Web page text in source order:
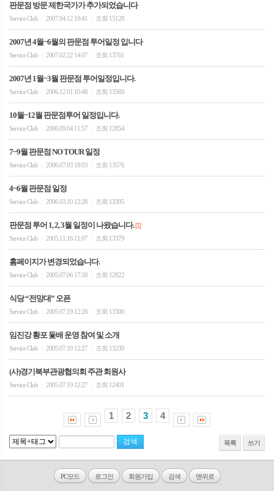
판문점 방문 제한국가가 추가되었습니다
Service Club 2007.04.12 10:41 조회 15128
2007년 4월~6월의 판문점 투어일정 입니다
Service Club 2007.02.22 14:07 조회 13761
2007년 1월~3월 판문점 투어일정입니다.
Service Club 2006.12.01 10:48 조회 13569
10월~12월 판문점투어 일정입니다.
Service Club 2006.09.04 11:57 조회 12854
7~9월 판문점 NO TOUR 일정
Service Club 2006.07.03 18:03 조회 13576
4~6월 판문점 일정
Service Club 2006.03.10 12:28 조회 13395
판문점 투어 1, 2, 3월 일정이 나왔습니다.[1]
Service Club
2005.11.16 11:07 조회 13379
홈페이지가 변경되었습니다.
Service Club 2005.07.06 17:58 조회 12822
식당 “전망대” 오픈
Service Club 2005.07.19 12:28 조회 13300
임진강 황포 돛배 운영 참여 및 소개
Service Club 2005.07.19 12:27 조회 13239
(사)경기북부관광협의회 주관 회원사
Service Club 2005.07.19 12:27 조회 12401
1 2 3 4
목록 쓰기
PC모드 로그인 회원가입 검색 맨위로